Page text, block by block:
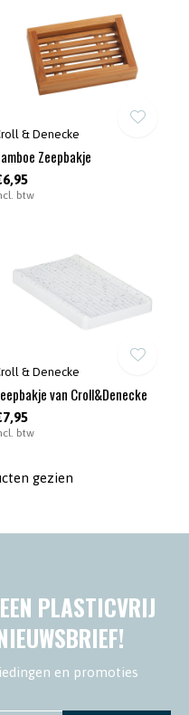
& Denecke
Zeepbakje
btw
& Denecke
van Croll&Denecke
btw
gezien
PLASTICVRIJ
en promoties